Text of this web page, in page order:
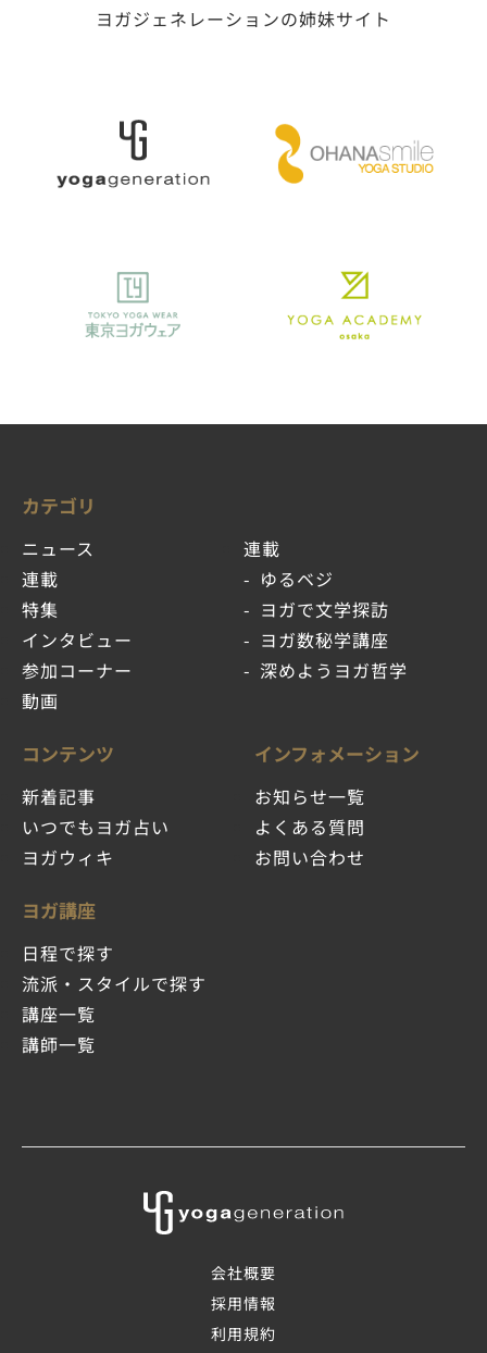
ヨガジェネレーションの姉妹サイト
カテゴリ
ニュース
連載
特集
インタビュー
参加コーナー
動画
連載
ゆるベジ
ヨガで文学探訪
ヨガ数秘学講座
深めようヨガ哲学
コンテンツ
新着記事
いつでもヨガ占い
ヨガウィキ
ヨガ講座
日程で探す
流派・スタイルで探す
講座一覧
講師一覧
インフォメーション
お知らせ一覧
よくある質問
お問い合わせ
会社概要
採用情報
利用規約